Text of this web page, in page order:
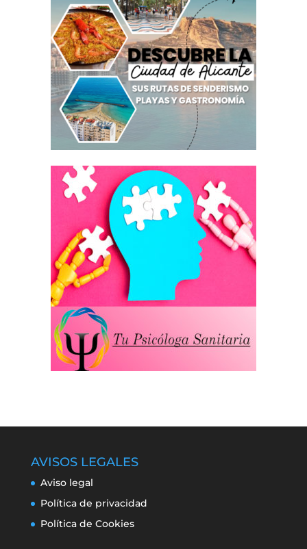
AVISOS LEGALES
Aviso legal
Política de privacidad
Política de Cookies